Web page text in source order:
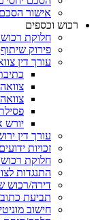
אישור הסכם ממון
וכספים
חלוקת רכוש בגירושין
פירוק שיתוף
עורך דין צוואות וירושות
כתיבת/עריכת
צוואה נוטריונית
צוואה בכתב יד
פסילת צוואה
יורש אחר יורש
עורך דין ירושה
זכויות ידועים בציבור
חלוקת רכוש ידועים
התנגדות לצוואה
דירה/רכוש שהושג לפני
תביעת כתובה
חישוב מוניטין